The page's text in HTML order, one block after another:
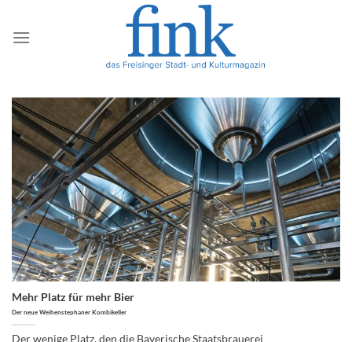
Inhalt
springen
Mehr Platz für mehr Bier
Der neue Weihenstephaner Kombikeller
Der wenige Platz, den die Bayerische Staatsbrauerei